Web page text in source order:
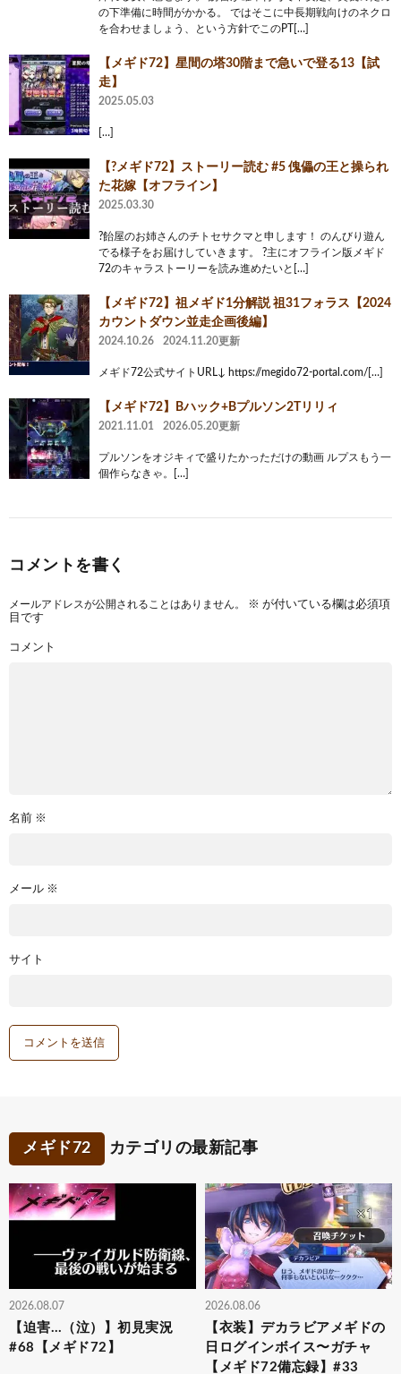
の下準備に時間がかかる。 ではそこに中長期戦向けのネクロ
を合わせましょう、という方針でこのPT[…]
【メギド72】星間の塔30階まで急いで登る13【試
走】
2025.05.03
[…]
【?メギド72】ストーリー読む #5 傀儡の王と操られ
た花嫁【オフライン】
2025.03.30
?飴屋のお姉さんのチトセサクマと申します！ のんびり遊ん
でる様子をお届けしていきます。 ?主にオフライン版メギド
72のキャラストーリーを読み進めたいと[…]
【メギド72】祖メギド1分解説 祖31フォラス【2024
カウントダウン並走企画後編】
2024.10.26 2024.11.20更新
メギド72公式サイトURL↓ https://megido72-portal.com/[…]
【メギド72】Bハック+Bプルソン2Tリリィ
2021.11.01 2026.05.20更新
プルソンをオジキィで盛りたかっただけの動画 ルプスもう一
個作らなきゃ。[…]
コメントを書く
メールアドレスが公開されることはありません。 ※ が付いている欄は必須項
目です
コメント
名前 ※
メール ※
サイト
メギド72 カテゴリの最新記事
2026.08.07
【迫害…（泣）】初見実況
#68【メギド72】
2026.08.06
【衣装】デカラビアメギドの
日ログインボイス〜ガチャ
【メギド72備忘録】#33